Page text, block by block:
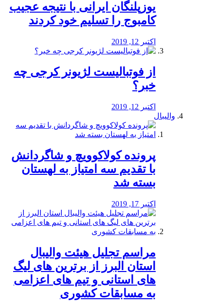
یوزپلنگان ایرانی با نتیجه عجیب
کامبوج را تسلیم خود کردند
اکتبر 12, 2019
از فوتبالیست لژیونر کرجی چه
خبر؟
اکتبر 12, 2019
والیبال
پرونده کولاکوویچ و شاگردانش
با تقدیم سه امتیاز به لهستان
بسته شد
اکتبر 17, 2019
مراسم تجلیل هیئت والیبال
استان البرز از برترین های لیگ
های استانی و تیم های اعزامی
به مسابقات کشوری